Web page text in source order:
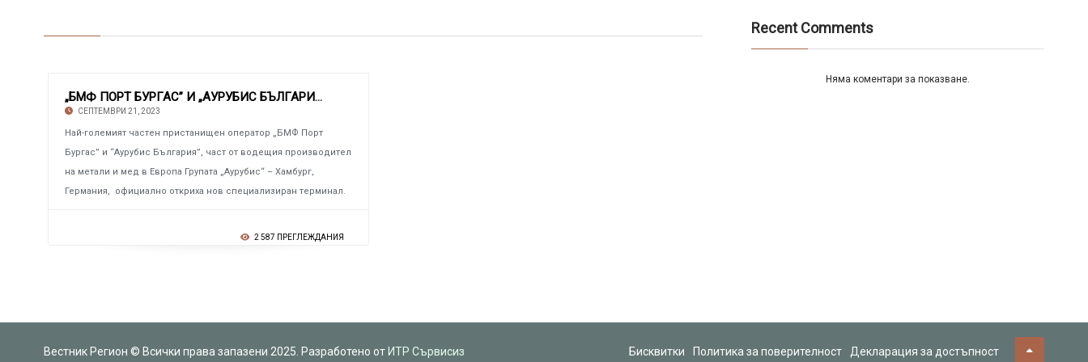
„БМФ ПОРТ БУРГАС” И „АУРУБИС БЪЛГАРИЯ” Откри
СЕПТЕМВРИ 21, 2023
Най-големият частен пристанищен оператор „БМФ Порт
Бургас” и “Аурубис България”, част от водещия производител
на метали и мед в Европа Групата „Аурубис“ – Хамбург,
Германия, официално откриха нов специализиран терминал.
2 587 ПРЕГЛЕЖДАНИЯ
Recent Comments
Няма коментари за показване.
Вестник Регион © Всички права запазени 2025. Разработено от ИТР Сървисиз Бисквитки Политика за поверителност Декларация за достъпност